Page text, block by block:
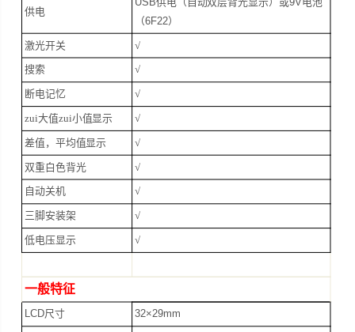
供电
（6F22）
激光开关 √
搜索 √
断电记忆 √
zui大值zui小值显示 √
差值，平均值显示 √
双重白色背光 √
自动关机 √
三脚安装架 √
低电压显示 √
一般特征
LCD尺寸 32×29mm